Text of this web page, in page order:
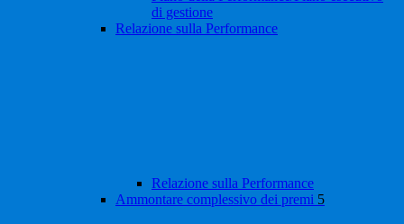
di gestione
Relazione sulla Performance
Relazione sulla Performance
Ammontare complessivo dei premi 5